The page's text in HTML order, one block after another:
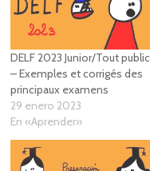
DELF 2023 Junior/Tout public
– Exemples et corrigés des
principaux examens
29 enero 2023
En «Aprender»